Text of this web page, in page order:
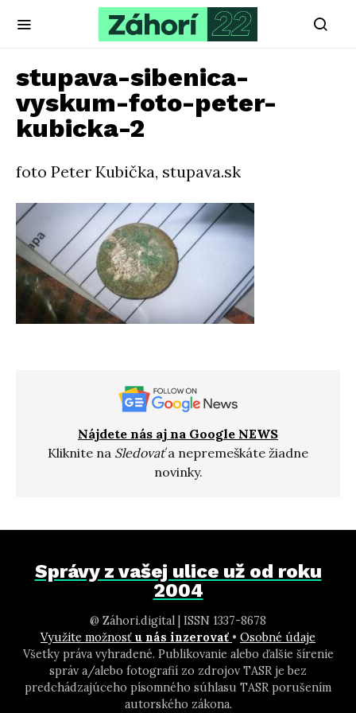
stupava-sibenica-
vyskum-foto-peter-
kubicka-2
foto Peter Kubička, stupava.sk
Nájdete nás aj na Google NEWS
Kliknite na Sledovaťa nepremeškáte žiadne
novinky.
Správy z vašej ulice už od roku
2004
@ Záhori.digital | ISSN 1337-8678
Využite možnosť u nás inzerovať • Osobné údaje
Všetky práva vyhradené. Publikovanie alebo ďalšie šírenie
správ a/alebo fotografií zo zdrojov TASR je bez
predchádzajúceho písomného súhlasu TASR porušením
autorského zákona.